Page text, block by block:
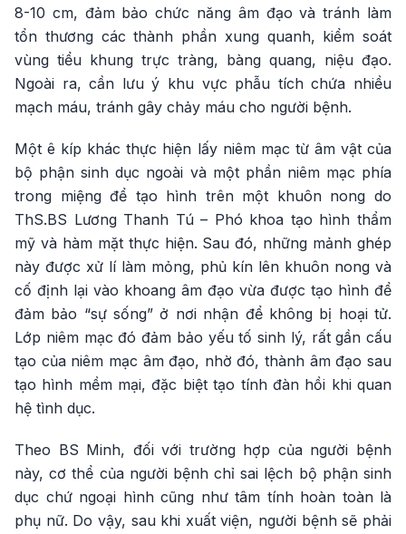
8-10 cm, đảm bảo chức năng âm đạo và tránh làm
tổn thương các thành phần xung quanh, kiểm soát
vùng tiểu khung trực tràng, bàng quang, niệu đạo.
Ngoài ra, cần lưu ý khu vực phẫu tích chứa nhiều
mạch máu, tránh gây chảy máu cho người bệnh.
Một ê kíp khác thực hiện lấy niêm mạc từ âm vật của
bộ phận sinh dục ngoài và một phần niêm mạc phía
trong miệng để tạo hình trên một khuôn nong do
ThS.BS Lương Thanh Tú – Phó khoa tạo hình thẩm
mỹ và hàm mặt thực hiện. Sau đó, những mảnh ghép
này được xử lí làm mỏng, phủ kín lên khuôn nong và
cố định lại vào khoang âm đạo vừa được tạo hình để
đảm bảo “sự sống” ở nơi nhận để không bị hoại tử.
Lớp niêm mạc đó đảm bảo yếu tố sinh lý, rất gần cấu
tạo của niêm mạc âm đạo, nhờ đó, thành âm đạo sau
tạo hình mềm mại, đặc biệt tạo tính đàn hồi khi quan
hệ tình dục.
Theo BS Minh, đối với trường hợp của người bệnh
này, cơ thể của người bệnh chỉ sai lệch bộ phận sinh
dục chứ ngoại hình cũng như tâm tính hoàn toàn là
phụ nữ. Do vậy, sau khi xuất viện, người bệnh sẽ phải